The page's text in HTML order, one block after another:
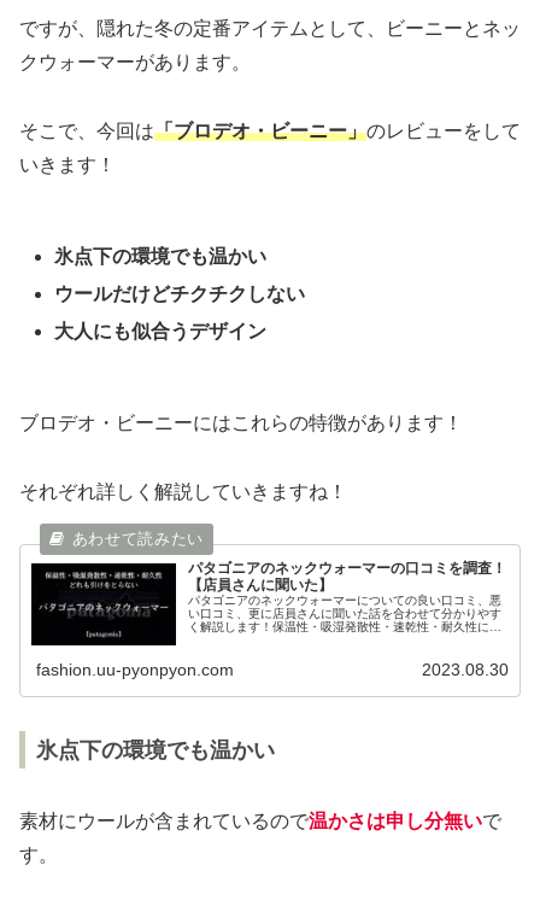
ですが、隠れた冬の定番アイテムとして、ビーニーとネッ
クウォーマーがあります。
そこで、今回は「ブロデオ・ビーニー」のレビューをして
いきます！
氷点下の環境でも温かい
ウールだけどチクチクしない
大人にも似合うデザイン
ブロデオ・ビーニーにはこれらの特徴があります！
それぞれ詳しく解説していきますね！
パタゴニアのネックウォーマーの口コミを調査！
【店員さんに聞いた】
パタゴニアのネックウォーマーについての良い口コミ、悪
い口コミ、更に店員さんに聞いた話を合わせて分かりやす
く解説します！保温性・吸湿発散性・速乾性・耐久性に優
fashion.uu-pyonpyon.com 2023.08.30
氷点下の環境でも温かい
素材にウールが含まれているので温かさは申し分無いで
す。